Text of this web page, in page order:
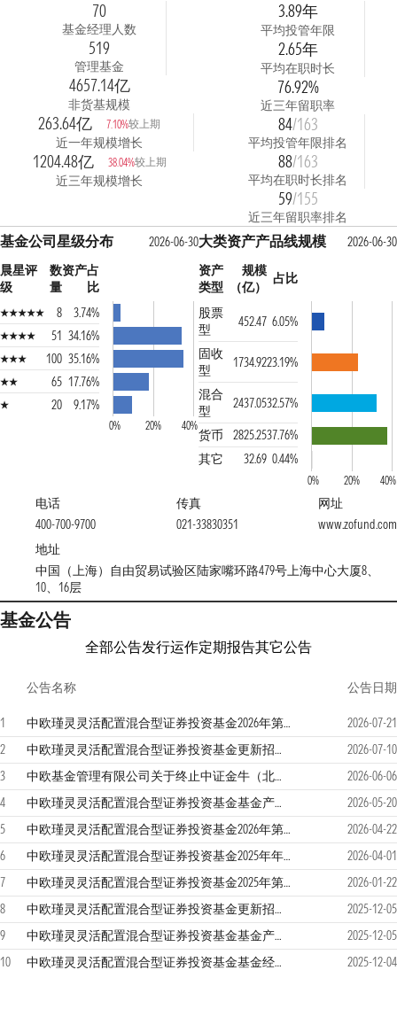
70
基金经理人数
519
管理基金
4657.14亿
非货基规模
263.64亿 7.10%较上期
近一年规模增长
1204.48亿 38.04%较上期
近三年规模增长
3.89年
平均投管年限
2.65年
平均在职时长
76.92%
近三年留职率
84/163
平均投管年限排名
88/163
平均在职时长排名
59/155
近三年留职率排名
基金公司星级分布
2026-06-30
晨星评
级
数
量
资产占
比
8
3.74%
51 34.16%
100 35.16%
65 17.76%
20
9.17%
0% 20% 40%
大类资产产品线规模
2026-06-30
资产
类型
规模
（亿）
占比
股票
型
452.47 6.05%
固收
型
1734.9223.19%
混合
型
2437.0532.57%
货币
2825.2537.76%
其它
32.69 0.44%
0% 20% 40%
电话
400-700-9700
传真
021-33830351
网址
www.zofund.com
地址
中国（上海）自由贸易试验区陆家嘴环路479号上海中心大厦8、
10、16层
基金公告
全部公告发行运作定期报告其它公告
公告名称 公告日期
1 中欧瑾灵灵活配置混合型证券投资基金2026年第2季度报告
2026-07-21
2
中欧瑾灵灵活配置混合型证券投资基金更新招募说明书（2026年7月）
2026-07-10
3
中欧基金管理有限公司关于终止中证金牛（北京）基金销售有限公司办理本公司旗下基金销售业务的公告
2026-06-06
4
中欧瑾灵灵活配置混合型证券投资基金基金产品资料概要更新
2026-05-20
5
中欧瑾灵灵活配置混合型证券投资基金2026年第1季度报告
2026-04-22
6
中欧瑾灵灵活配置混合型证券投资基金2025年年度报告
2026-04-01
7
中欧瑾灵灵活配置混合型证券投资基金2025年第4季度报告
2026-01-22
8
中欧瑾灵灵活配置混合型证券投资基金更新招募说明书（2025年12月）
2025-12-05
9
中欧瑾灵灵活配置混合型证券投资基金基金产品资料概要更新
2025-12-05
10
中欧瑾灵灵活配置混合型证券投资基金基金经理变更公告 2025-12-04